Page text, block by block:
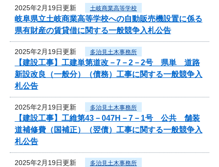
2025年2月19日更新 土岐商業高等学校
岐阜県立土岐商業高等学校への自動販売機設置に係る
県有財産の賃貸借に関する一般競争入札公告
2025年2月19日更新 多治見土木事務所
【建設工事】工建単第道改－7－2－2号 県単 道路
新設改良（一般分）（債務）工事に関する一般競争入
札公告
2025年2月19日更新 多治見土木事務所
【建設工事】工維第43－047H－7－1号 公共 舗装
道補修費（国補正）（翌債）工事に関する一般競争入
札公告
2025年2月19日更新 多治見土木事務所